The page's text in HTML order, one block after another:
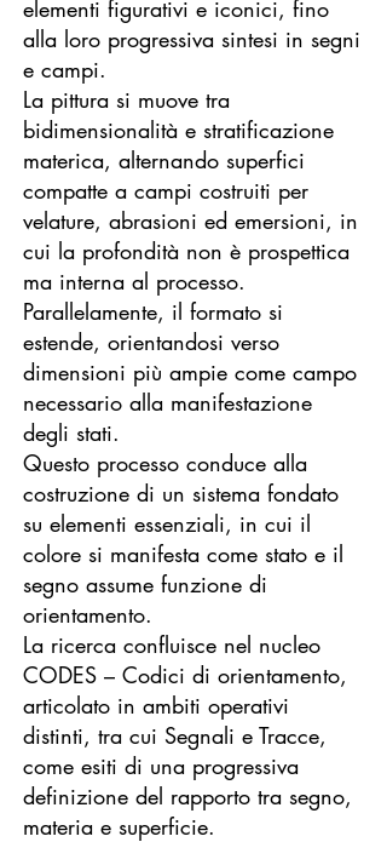
elementi figurativi e iconici, fino
alla loro progressiva sintesi in segni
e campi.
La pittura si muove tra
bidimensionalità e stratificazione
materica, alternando superfici
compatte a campi costruiti per
velature, abrasioni ed emersioni, in
cui la profondità non è prospettica
ma interna al processo.
Parallelamente, il formato si
estende, orientandosi verso
dimensioni più ampie come campo
necessario alla manifestazione
degli stati.
Questo processo conduce alla
costruzione di un sistema fondato
su elementi essenziali, in cui il
colore si manifesta come stato e il
segno assume funzione di
orientamento.
La ricerca confluisce nel nucleo
CODES – Codici di orientamento,
articolato in ambiti operativi
distinti, tra cui Segnali e Tracce,
come esiti di una progressiva
definizione del rapporto tra segno,
materia e superficie.